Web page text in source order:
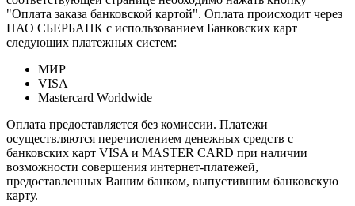
"Оплата заказа банковской картой". Оплата происходит через
ПАО СБЕРБАНК с использованием Банковских карт
следующих платежных систем:
МИР
VISA
Mastercard Worldwide
Оплата предоставляется без комиссии. Платежи
осуществляются перечислением денежных средств с
банковских карт VISA и MASTER CARD при наличии
возможности совершения интернет-платежей,
предоставленных Вашим банком, выпустившим банковскую
карту.